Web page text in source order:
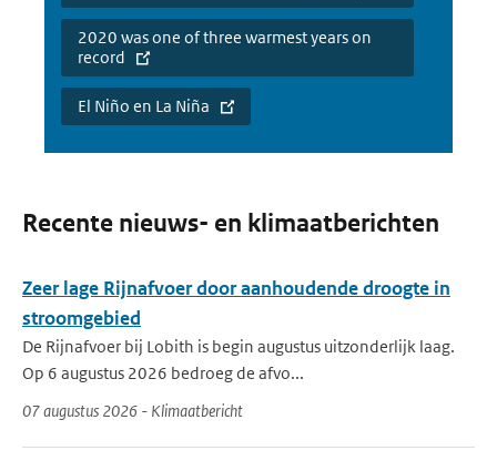
2020 was one of three warmest years on
record
El Niño en La Niña
Recente nieuws- en klimaatberichten
Zeer lage Rijnafvoer door aanhoudende droogte in
stroomgebied
De Rijnafvoer bij Lobith is begin augustus uitzonderlijk laag.
Op 6 augustus 2026 bedroeg de afvo...
07 augustus 2026 - Klimaatbericht